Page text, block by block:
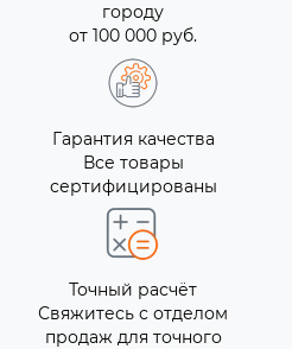
городу
от 100 000 руб.
Гарантия качества
Все товары
сертифицированы
Точный расчёт
Свяжитесь с отделом
продаж для точного